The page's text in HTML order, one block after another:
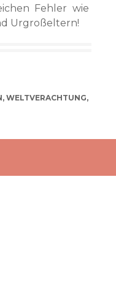
Fehler wie
Urgroßeltern!
, WELTVERACHTUNG,